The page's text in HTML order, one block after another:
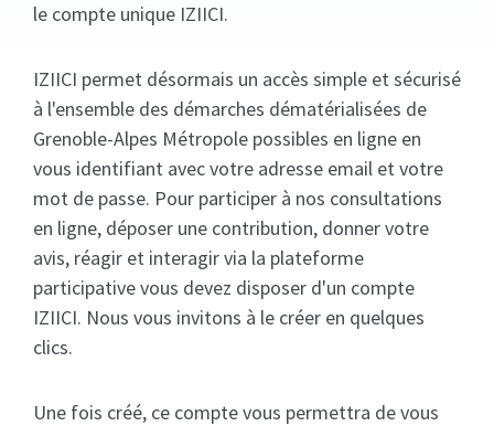
le compte unique IZIICI.
IZIICI permet désormais un accès simple et sécurisé
à l'ensemble des démarches dématérialisées de
Grenoble-Alpes Métropole possibles en ligne en
vous identifiant avec votre adresse email et votre
mot de passe. Pour participer à nos consultations
en ligne, déposer une contribution, donner votre
avis, réagir et interagir via la plateforme
participative vous devez disposer d'un compte
IZIICI. Nous vous invitons à le créer en quelques
clics.
Une fois créé, ce compte vous permettra de vous